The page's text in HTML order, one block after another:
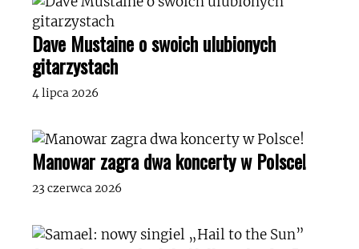
Dave Mustaine o swoich ulubionych
gitarzystach
4 lipca 2026
Manowar zagra dwa koncerty w Polsce!
23 czerwca 2026